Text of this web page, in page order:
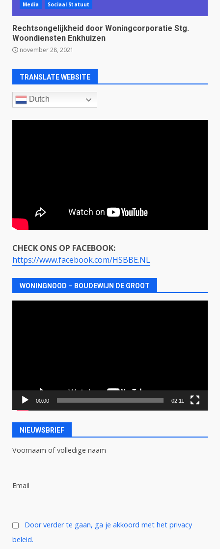
Media Sociaal Statuut
Rechtsongelijkheid door Woningcorporatie Stg.
Woondiensten Enkhuizen
november 28, 2021
TRANSLATE WEBSITE
Dutch
CHECK ONS OP FACEBOOK:
https://www.facebook.com/HSBBE.NL
WONINGNOOD – BOUDEWIJN DE GROOT
00:00 02:11
NIEUWSBRIEF
Voornaam of volledige naam
Email
Door verder te gaan, ga je akkoord met het privacy
beleid.